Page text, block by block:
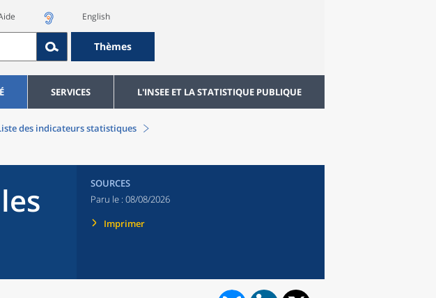
English
Thèmes
SERVICES L'INSEE ET LA STATISTIQUE PUBLIQUE
des indicateurs statistiques
SOURCES
Paru le : 08/08/2026
Imprimer